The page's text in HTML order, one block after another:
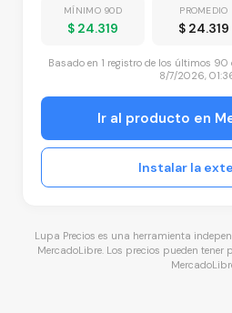
MÍNIMO 90D
$ 24.319
PROMEDIO
$ 24.319
Basado en 1 registro de los últimos 90
8/7/2026,
Ir al producto en
Instalar la
Lupa Precios es una herramienta
MercadoLibre. Los precios pueden tener